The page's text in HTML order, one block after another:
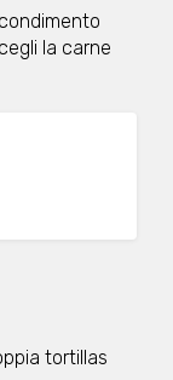
la carne
tortillas